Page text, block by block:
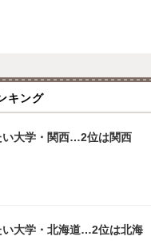
キング
い大学・関西…2位は関西
い大学・北海道…2位は北海